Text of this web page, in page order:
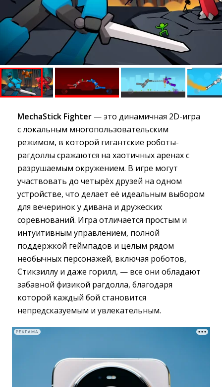
MechaStick Fighter — это динамичная 2D-игра
с локальным многопользовательским
режимом, в которой гигантские роботы-
рагдоллы сражаются на хаотичных аренах с
разрушаемым окружением. В игре могут
участвовать до четырёх друзей на одном
устройстве, что делает её идеальным выбором
для вечеринок у дивана и дружеских
соревнований. Игра отличается простым и
интуитивным управлением, полной
поддержкой геймпадов и целым рядом
необычных персонажей, включая роботов,
Стикзиллу и даже горилл, — все они обладают
забавной физикой рагдолла, благодаря
которой каждый бой становится
непредсказуемым и увлекательным.
РЕКЛАМА